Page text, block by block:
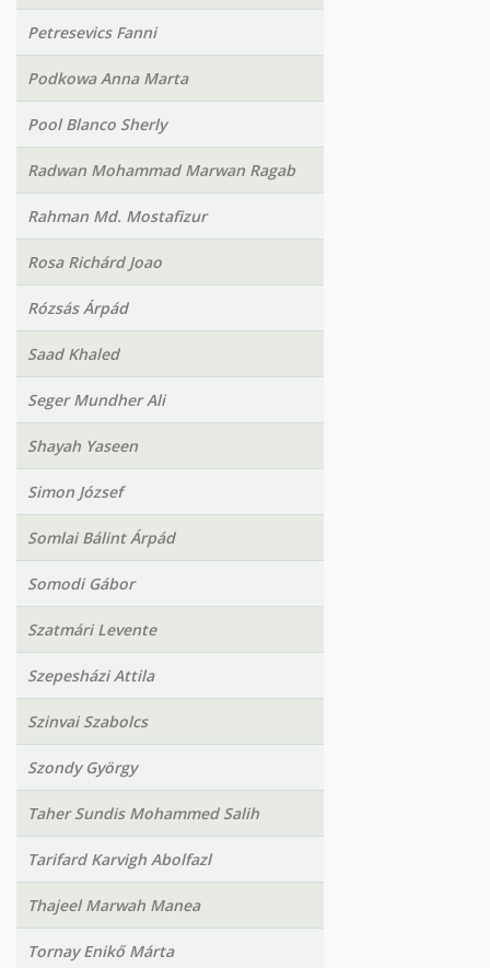
Petresevics Fanni
Podkowa Anna Marta
Pool Blanco Sherly
Radwan Mohammad Marwan Ragab
Rahman Md. Mostafizur
Rosa Richárd Joao
Rózsás Árpád
Saad Khaled
Seger Mundher Ali
Shayah Yaseen
Simon József
Somlai Bálint Árpád
Somodi Gábor
Szatmári Levente
Szepesházi Attila
Szinvai Szabolcs
Szondy György
Taher Sundis Mohammed Salih
Tarifard Karvigh Abolfazl
Thajeel Marwah Manea
Tornay Enikő Márta